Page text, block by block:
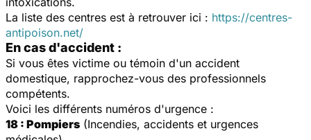
La liste des centres est à retrouver ici : https://centres-
antipoison.net/
En cas d'accident :
Si vous êtes victime ou témoin d'un accident
domestique, rapprochez-vous des professionnels
compétents.
Voici les différents numéros d'urgence :
18 : Pompiers (Incendies, accidents et urgences